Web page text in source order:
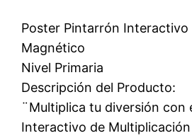
Poster Pintarrón
Magnético
Nivel Primaria
Descripción del Producto:
¨Multiplica tu diversión con
Interactivo de